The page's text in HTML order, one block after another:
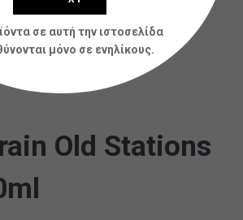
Old Stations
σε αυτή την ιστοσελίδα
μόνο σε ενηλίκους.